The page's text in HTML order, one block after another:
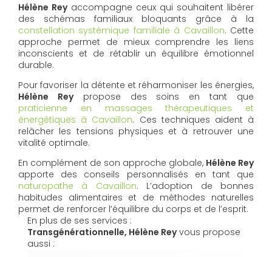
Hélène Reyaccompagne ceux qui souhaitent libérer
des schémas familiaux bloquants grâce à la
constellation systémique familiale à Cavaillon. Cette
approche permet de mieux comprendre les liens
inconscients et de rétablir un équilibre émotionnel
durable.
Pour favoriser la détente et réharmoniser les énergies,
Hélène Reypropose des soins en tant que
praticienne en massages thérapeutiques et
énergétiques à Cavaillon. Ces techniques aident à
relâcher les tensions physiques et à retrouver une
vitalité optimale.
En complément de son approche globale, Hélène Rey
apporte des conseils personnalisés en tant que
naturopathe à Cavaillon. L’adoption de bonnes
habitudes alimentaires et de méthodes naturelles
permet de renforcer l’équilibre du corps et de l’esprit.
En plus de ses services :
Transgénérationnelle, Hélène Reyvous propose
aussi :